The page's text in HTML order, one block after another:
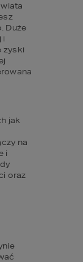
Duże
i
zyski
jak
na
i
oraz